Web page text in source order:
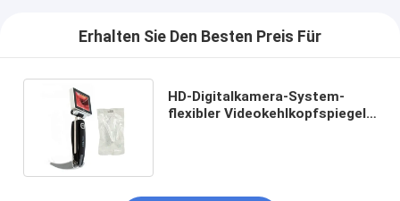
Erhalten Sie Den Besten Preis Für
HD-Digitalkamera-System-
flexibler Videokehlkopfspiegel-